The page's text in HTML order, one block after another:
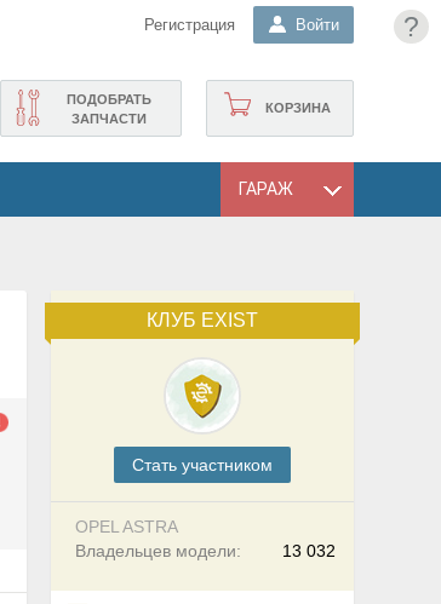
?
Регистрация Войти
КОРЗИНА
ПОДОБРАТЬ
ЗАПЧАСТИ
ГАРАЖ
КЛУБ EXIST
Cтать участником
OPEL ASTRA
13 032
Владельцев модели: